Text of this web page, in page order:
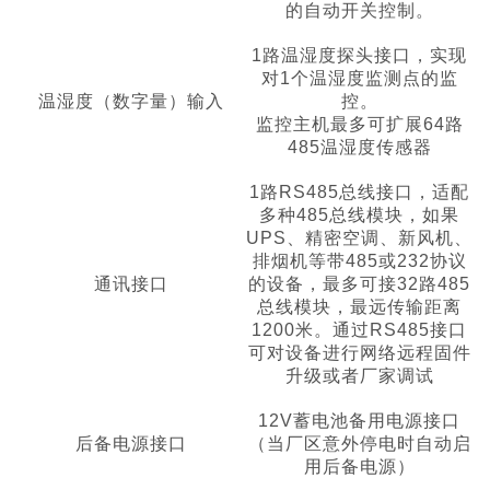
的自动开关控制。
温湿度（数字量）输入
1路温湿度探头接口，实现
对1个温湿度监测点的监
控。
监控主机最多可扩展64路
485温湿度传感器
通讯接口
1路RS485总线接口，适配
多种485总线模块，如果
UPS、精密空调、新风机、
排烟机等带485或232协议
的设备，最多可接32路485
总线模块，最远传输距离
1200米。通过RS485接口
可对设备进行网络远程固件
升级或者厂家调试
后备电源接口
12V蓄电池备用电源接口
（当厂区意外停电时自动启
用后备电源）